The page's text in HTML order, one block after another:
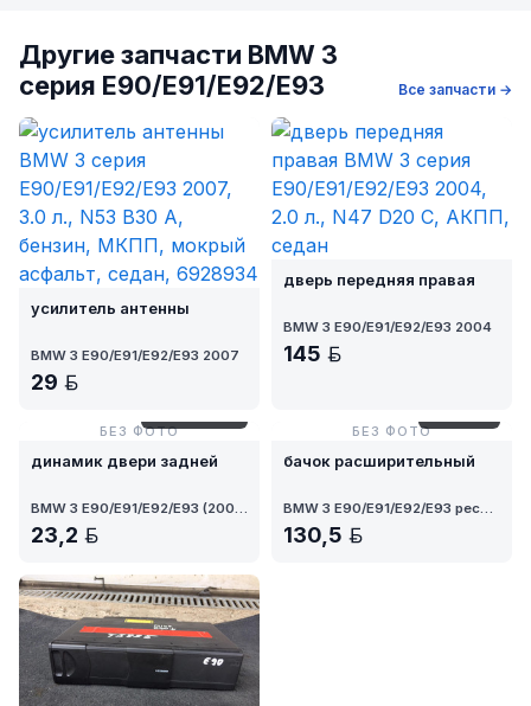
Другие запчасти BMW 3
серия E90/E91/E92/E93
Все запчасти →
усилитель антенны
BMW 3 E90/E91/E92/E93 2007
29
дверь передняя правая
BMW 3 E90/E91/E92/E93 2004
145
БЕЗ ФОТО
динамик двери задней
BMW 3 E90/E91/E92/E93 (2004 - 2010)
23,2
БЕЗ ФОТО
бачок расширительный
BMW 3 E90/E91/E92/E93 рест. 2008
130,5